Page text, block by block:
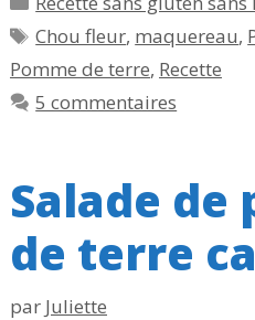
Étiquettes
Chou fleur, maquereau,
Pomme de terre, Recette
5 commentaires
Salade de
de terre
par Juliette